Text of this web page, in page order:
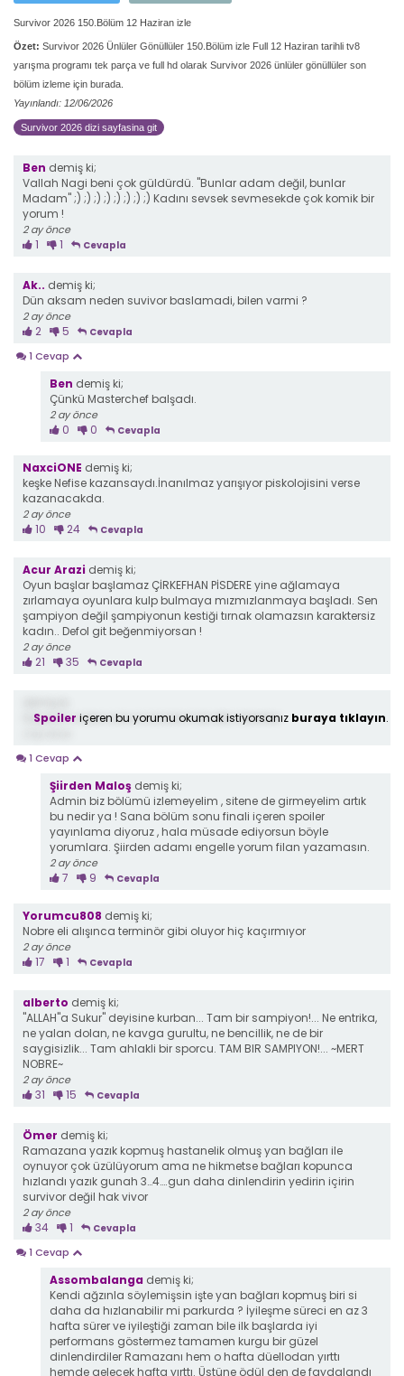
Survivor 2026 150.Bölüm 12 Haziran izle
Özet: Survivor 2026 Ünlüler Gönüllüler 150.Bölüm izle Full 12 Haziran tarihli tv8
yarışma programı tek parça ve full hd olarak Survivor 2026 ünlüler gönüllüler son
bölüm izleme için burada.
Yayınlandı: 12/06/2026
Survivor 2026 dizi sayfasina git
Ben demiş ki;
Vallah Nagi beni çok güldürdü. "Bunlar adam değil, bunlar
Madam" ;) ;) ;) ;) ;) ;) ;) ;) Kadını sevsek sevmesekde çok komik bir
yorum !
2 ay önce
1 1 Cevapla
Ak.. demiş ki;
Dün aksam neden suvivor baslamadi, bilen varmi ?
2 ay önce
2 5 Cevapla
1 Cevap
Ben demiş ki;
Çünkü Masterchef balşadı.
2 ay önce
0 0 Cevapla
NaxciONE demiş ki;
keşke Nefise kazansaydı.İnanılmaz yarışıyor piskolojisini verse
kazanacakda.
2 ay önce
10 24 Cevapla
Acur Arazi demiş ki;
Oyun başlar başlamaz ÇİRKEFHAN PİSDERE yine ağlamaya
zırlamaya oyunlara kulp bulmaya mızmızlanmaya başladı. Sen
şampiyon değil şampiyonun kestiği tırnak olamazsın karaktersiz
kadın.. Defol git beğenmiyorsan !
2 ay önce
21 35 Cevapla
Süpersin nobre sonuna kadar hak ettin tebrikler
Spoiler içeren bu yorumu okumak istiyorsanız buraya tıklayın.
1 Cevap
Şiirden Maloş demiş ki;
Admin biz bölümü izlemeyelim , sitene de girmeyelim artık
bu nedir ya ! Sana bölüm sonu finali içeren spoiler
yayınlama diyoruz , hala müsade ediyorsun böyle
yorumlara. Şiirden adamı engelle yorum filan yazamasın.
2 ay önce
7 9 Cevapla
Yorumcu808 demiş ki;
Nobre eli alışınca terminör gibi oluyor hiç kaçırmıyor
2 ay önce
17 1 Cevapla
alberto demiş ki;
"ALLAH"a Sukur" deyisine kurban... Tam bir sampiyon!... Ne entrika,
ne yalan dolan, ne kavga gurultu, ne bencillik, ne de bir
saygisizlik... Tam ahlakli bir sporcu. TAM BIR SAMPIYON!... ~MERT
NOBRE~
2 ay önce
31 15 Cevapla
Ömer demiş ki;
Ramazana yazık kopmuş hastanelik olmuş yan bağları ile
oynuyor çok üzülüyorum ama ne hikmetse bağları kopunca
hızlandı yazık gunah 3…4….gun daha dinlendirin yedirin içirin
survivor değil hak vivor
2 ay önce
34 1 Cevapla
1 Cevap
Assombalanga demiş ki;
Kendi ağzınla söylemişsin işte yan bağları kopmuş biri si
daha da hızlanabilir mi parkurda ? İyileşme süreci en az 3
hafta sürer ve iyileştiği zaman bile ilk başlarda iyi
performans göstermez tamamen kurgu bir güzel
dinlendirdiler Ramazanı hem o hafta düellodan yırttı
hemde gelecek hafta yırttı. Üstüne ödül den de faydalandı